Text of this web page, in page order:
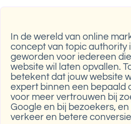
In de wereld van online
concept van topic authority
geworden voor iedereen
website wil laten opvallen.
betekent dat jouw website
expert binnen een bepaald
voor meer vertrouwen bij
Google en bij bezoekers,
verkeer en betere